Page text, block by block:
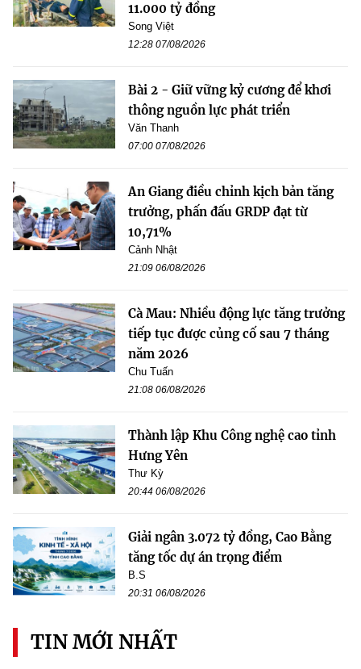
11.000 tỷ đồng
Song Việt
12:28 07/08/2026
Bài 2 - Giữ vững kỷ cương để khơi
thông nguồn lực phát triển
Văn Thanh
07:00 07/08/2026
An Giang điều chỉnh kịch bản tăng
trưởng, phấn đấu GRDP đạt từ
10,71%
Cảnh Nhật
21:09 06/08/2026
Cà Mau: Nhiều động lực tăng trưởng
tiếp tục được củng cố sau 7 tháng
năm 2026
Chu Tuấn
21:08 06/08/2026
Thành lập Khu Công nghệ cao tỉnh
Hưng Yên
Thư Kỳ
20:44 06/08/2026
Giải ngân 3.072 tỷ đồng, Cao Bằng
tăng tốc dự án trọng điểm
B.S
20:31 06/08/2026
TIN MỚI NHẤT